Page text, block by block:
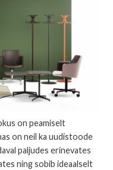
on peamiselt
on neil ka uudistoode
paljudes erinevates
ning sobib ideaalselt